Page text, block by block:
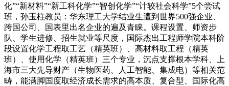
化”“新材料”“新工科化学”“智创化学”“计较社会科学”5个尝试
班，孙玉柱教员：华东理工大学结业生遭到世界500强企业、
跨国公司、国表里出名企业的遍及青睐。课程设置、师资步
队、学生进修、招生就业等尺度，国际杰出工程师学院本科阶
段设置化学工程取工艺（精英班）、高材料取工程（精英
班）、使用化学（精英班）三个专业，沉点支撑根本学科、上
海市三大先导财产（生物医药、人工智能、集成电）等相关范
畴，能满脚国度取经济成长需求的高本质、复合型、国际化高